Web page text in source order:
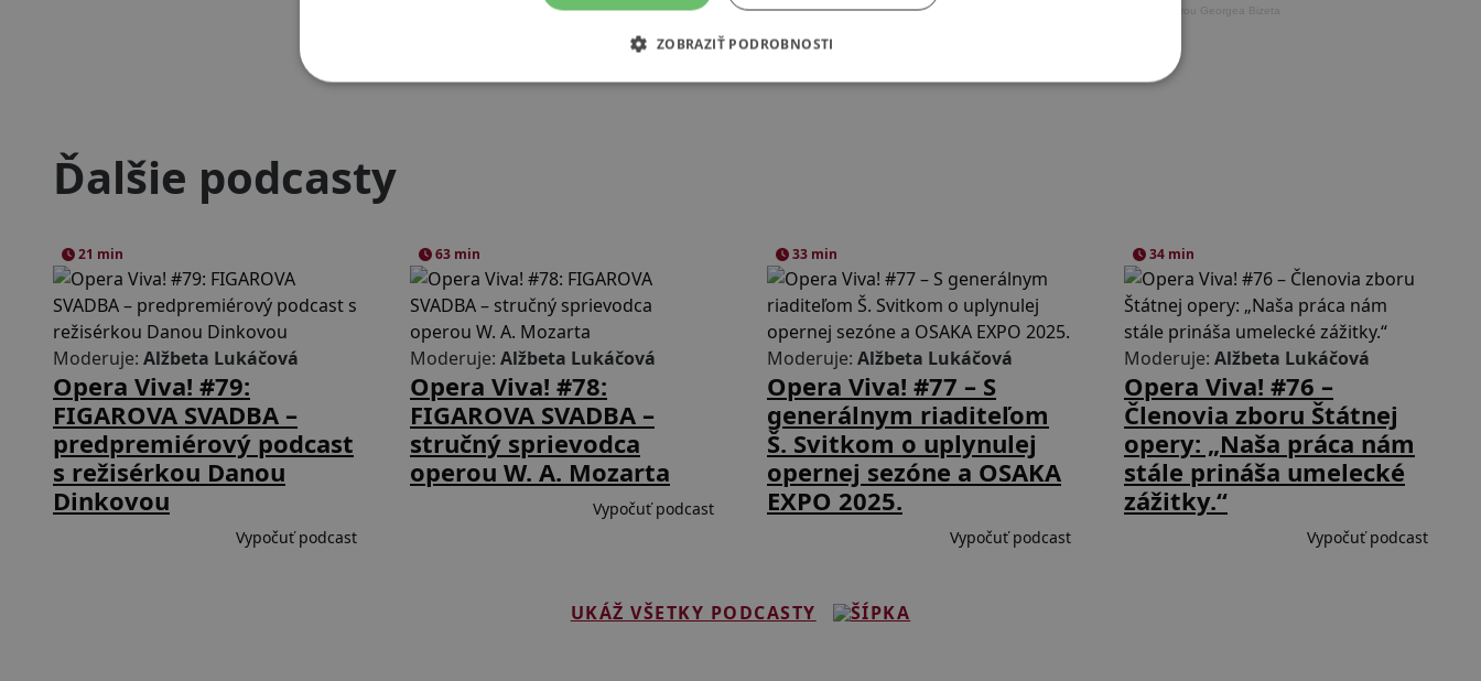
Štátna Opera - Banská Bystrica·Opera Viva! #57: CARMEN – stručný sprievodca operou Georgea Bizeta
Ďalšie podcasty
21 min
Moderuje: Alžbeta Lukáčová
Opera Viva! #79:
FIGAROVA SVADBA –
predpremiérový podcast
s režisérkou Danou
Dinkovou
Vypočuť podcast
63 min
Moderuje: Alžbeta Lukáčová
Opera Viva! #78:
FIGAROVA SVADBA –
stručný sprievodca
operou W. A. Mozarta
Vypočuť podcast
33 min
Moderuje: Alžbeta Lukáčová
Opera Viva! #77 – S
generálnym riaditeľom
Š. Svitkom o uplynulej
opernej sezóne a OSAKA
EXPO 2025.
Vypočuť podcast
34 min
Moderuje: Alžbeta Lukáčová
Opera Viva! #76 –
Členovia zboru Štátnej
opery: „Naša práca nám
stále prináša umelecké
zážitky.“
Vypočuť podcast
UKÁŽ VŠETKY PODCASTY
ZOBRAZIŤ PODROBNOSTI